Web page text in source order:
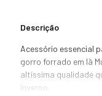
Descrição
Acessório essencial
gorro forrado em lã
altíssima qualidade
inverno.